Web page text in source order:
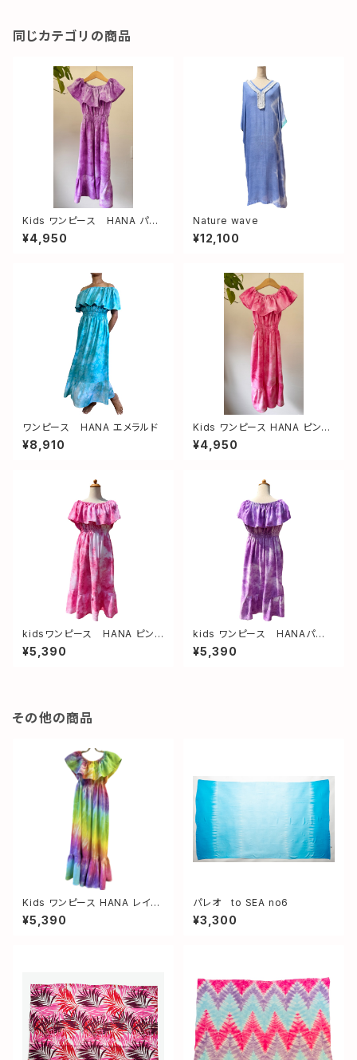
同じカテゴリの商品
Kids ワンピース HANA パー
プル サイズS
¥4,950
Nature wave
¥12,100
ワンピース HANA エメラルド
¥8,910
Kids ワンピース HANA ピン
ク サイズS(110〜120)
¥4,950
kidsワンピース HANA ピン
ク サイズM(120〜130)
¥5,390
kids ワンピース HANAパー
プル サイズM(120〜130)
¥5,390
その他の商品
Kids ワンピース HANA レイン
ボー サイズM(120〜130)
¥5,390
パレオ to SEA no6
¥3,300